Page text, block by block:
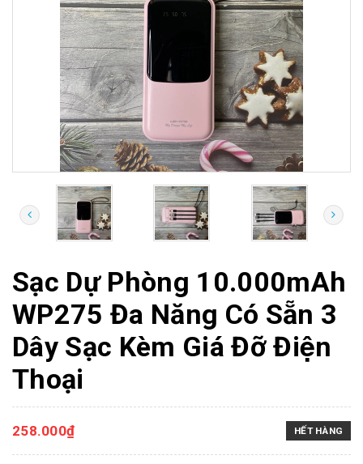
Sạc Dự Phòng 10.000mAh
WP275 Đa Năng Có Sẵn 3
Dây Sạc Kèm Giá Đỡ Điện
Thoại
258.000₫ HẾT HÀNG